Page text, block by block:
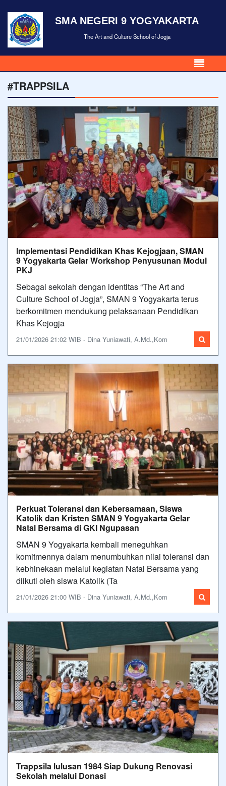
SMA NEGERI 9 YOGYAKARTA
The Art and Culture School of Jogja
#TRAPPSILA
Implementasi Pendidikan Khas Kejogjaan, SMAN
9 Yogyakarta Gelar Workshop Penyusunan Modul
PKJ
Sebagai sekolah dengan identitas “The Art and
Culture School of Jogja”, SMAN 9 Yogyakarta terus
berkomitmen mendukung pelaksanaan Pendidikan
Khas Kejogja
21/01/2026 21:02 WIB - Dina Yuniawati, A.Md.,Kom
Perkuat Toleransi dan Kebersamaan, Siswa
Katolik dan Kristen SMAN 9 Yogyakarta Gelar
Natal Bersama di GKI Ngupasan
SMAN 9 Yogyakarta kembali meneguhkan
komitmennya dalam menumbuhkan nilai toleransi dan
kebhinekaan melalui kegiatan Natal Bersama yang
diikuti oleh siswa Katolik (Ta
21/01/2026 21:00 WIB - Dina Yuniawati, A.Md.,Kom
Trappsila lulusan 1984 Siap Dukung Renovasi
Sekolah melalui Donasi